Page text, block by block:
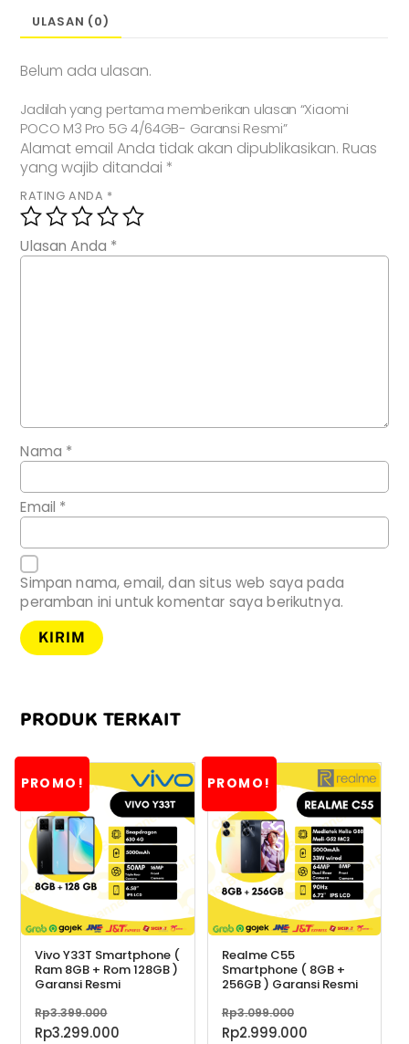
ULASAN (0)
Belum ada ulasan.
Jadilah yang pertama memberikan ulasan “Xiaomi
POCO M3 Pro 5G 4/64GB- Garansi Resmi”
Alamat email Anda tidak akan dipublikasikan. Ruas
yang wajib ditandai*
RATING ANDA *
Ulasan Anda *
Nama *
Email *
Simpan nama, email, dan situs web saya pada
peramban ini untuk komentar saya berikutnya.
PRODUK TERKAIT
PROMO!
Vivo Y33T Smartphone (
Ram 8GB + Rom 128GB )
Garansi Resmi
Rp3.399.000
aslinya
Rp3.299.000
PROMO!
Realme C55
Smartphone ( 8GB +
256GB ) Garansi Resmi
Rp3.099.000
aslinya
Rp2.999.000Harga